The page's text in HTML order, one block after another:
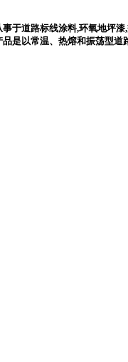
于道路标线涂料,环氧地坪
是以常温、热熔和振荡型